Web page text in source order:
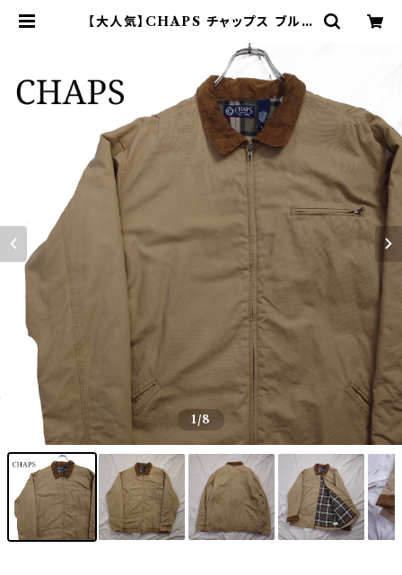
【大人気】CHAPS チャップス ブルゾ
イン古着屋 9chord
1/8